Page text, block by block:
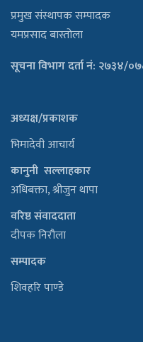
प्रमुख संस्थापक सम्पादक
यमप्रसाद बास्तोला
सूचना विभाग दर्ता नं: २७३४/
अध्यक्ष/प्रकाशक
भिमादेवी आचार्य
कानुनी सल्लाहकार
अधिबक्ता, श्रीजुन थापा
वरिष्ठ संवाददाता
दीपक निरौला
सम्पादक
शिवहरि पाण्डे